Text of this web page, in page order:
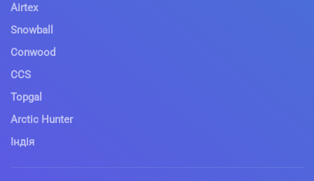
Airtex
Snowball
Conwood
CCS
Topgal
Arctic Hunter
Індія